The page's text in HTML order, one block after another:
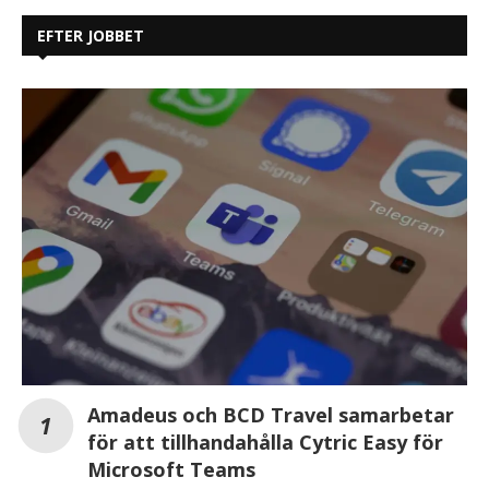
EFTER JOBBET
Amadeus och BCD Travel samarbetar
för att tillhandahålla Cytric Easy för
Microsoft Teams